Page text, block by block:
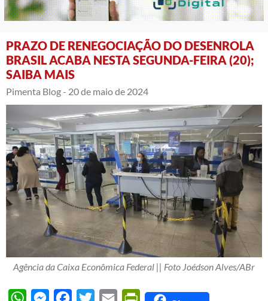
PRAZO DE RENEGOCIAÇÃO DO DESENROLA
BRASIL ACABA NESTA SEGUNDA-FEIRA (20);
SAIBA MAIS
Pimenta Blog - 20 de maio de 2024
Agência da Caixa Econômica Federal || Foto Joédson Alves/ABr
WhatsAppMessengerFacebook
Twitter Email PrintFriendly